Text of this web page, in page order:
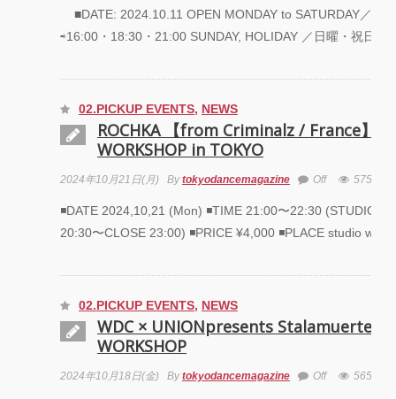
■DATE: 2024.10.11 OPEN MONDAY to SATURDAY／月
⇨16:00・18:30・21:00 SUNDAY, HOLIDAY ／日曜・祝日
02.PICKUP EVENTS, NEWS
ROCHKA 【from Criminalz / France】
WORKSHOP in TOKYO
2024年10月21日(月) Bytokyodancemagazine Off 5757
◾️DATE 2024,10,21 (Mon) ◾️TIME 21:00〜22:30 (STUDIO
20:30〜CLOSE 23:00) ◾️PRICE ¥4,000 ◾️PLACE studio
02.PICKUP EVENTS, NEWS
WDC × UNIONpresents Stalamuerte
WORKSHOP
2024年10月18日(金) Bytokyodancemagazine Off 5652